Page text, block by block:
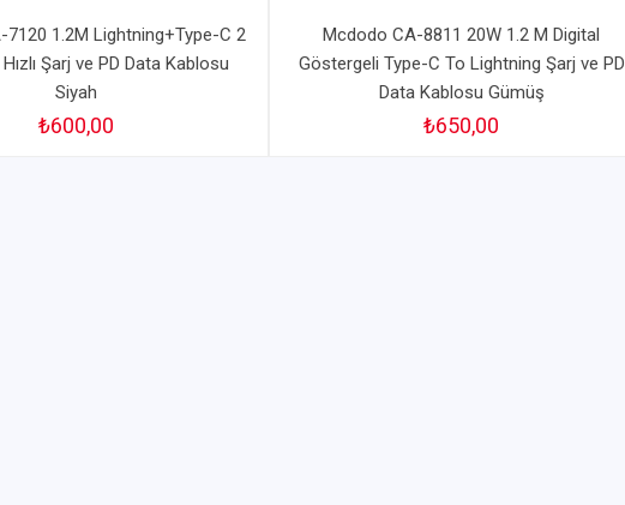
1.2M Lightning+Type-C 2
Şarj ve PD Data Kablosu
Siyah
₺600,00
Mcdodo CA-8811 20W 1.2 M Digital
Göstergeli Type-C To Lightning Şarj ve PD
Data Kablosu Gümüş
₺650,00